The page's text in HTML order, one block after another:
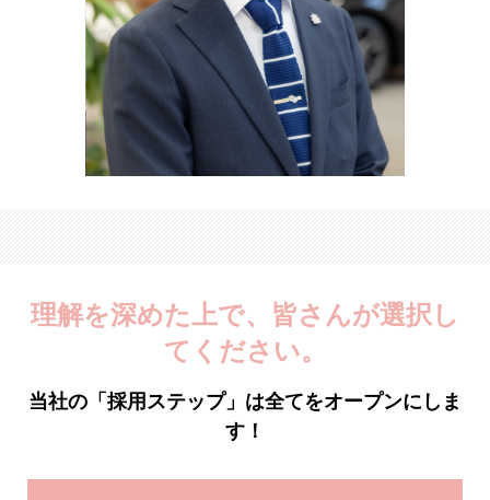
理解を深めた上で、皆さんが選択し
てください。
当社の「採用ステップ」は全てをオープンにしま
す！